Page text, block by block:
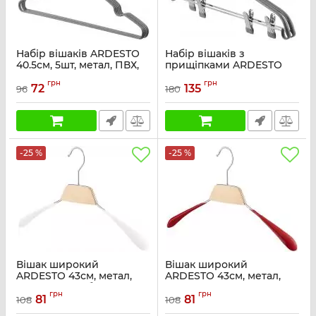
Набір вішаків ARDESTO
40.5см, 5шт, метал, ПВХ,
Артикул:
96 72 грн
Набір вішаків з
прищіпками ARDESTO
сірий
Артикул: ARHC2802GC
180 135 грн
-25 %
Вішак широкий
ARDESTO 43см, метал,
ПВХ, дерево, білий
Артикул:
108 81 грн
-25 %
Вішак широкий
ARDESTO 43см, метал,
Артикул:
108 81 грн